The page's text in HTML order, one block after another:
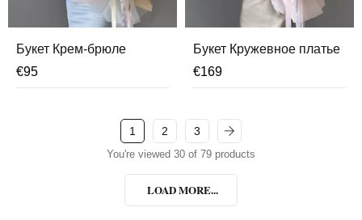
Букет Крем-брюле
€95
Букет Кружевное платье
€169
1 2 3
You're viewed 30 of 79 products
LOAD MORE...